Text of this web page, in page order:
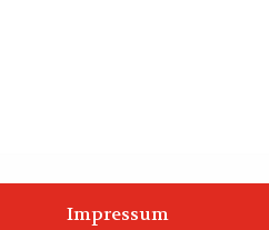
Impressum